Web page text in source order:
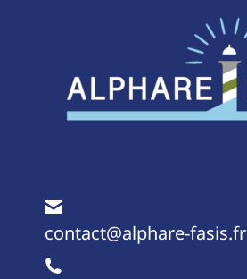
contact@alphare-fasis.fr